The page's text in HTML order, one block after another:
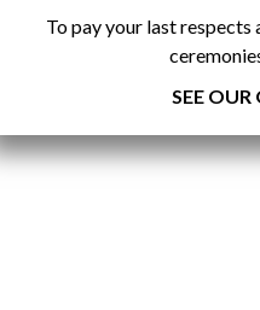
To pay your last
SEE OUR